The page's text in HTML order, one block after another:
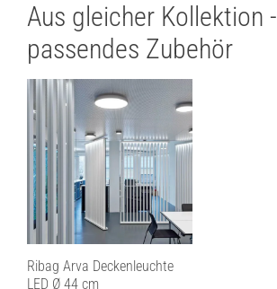
Aus gleicher Kollektion -
passendes Zubehör
Ribag Arva Deckenleuchte
LED Ø 44 cm